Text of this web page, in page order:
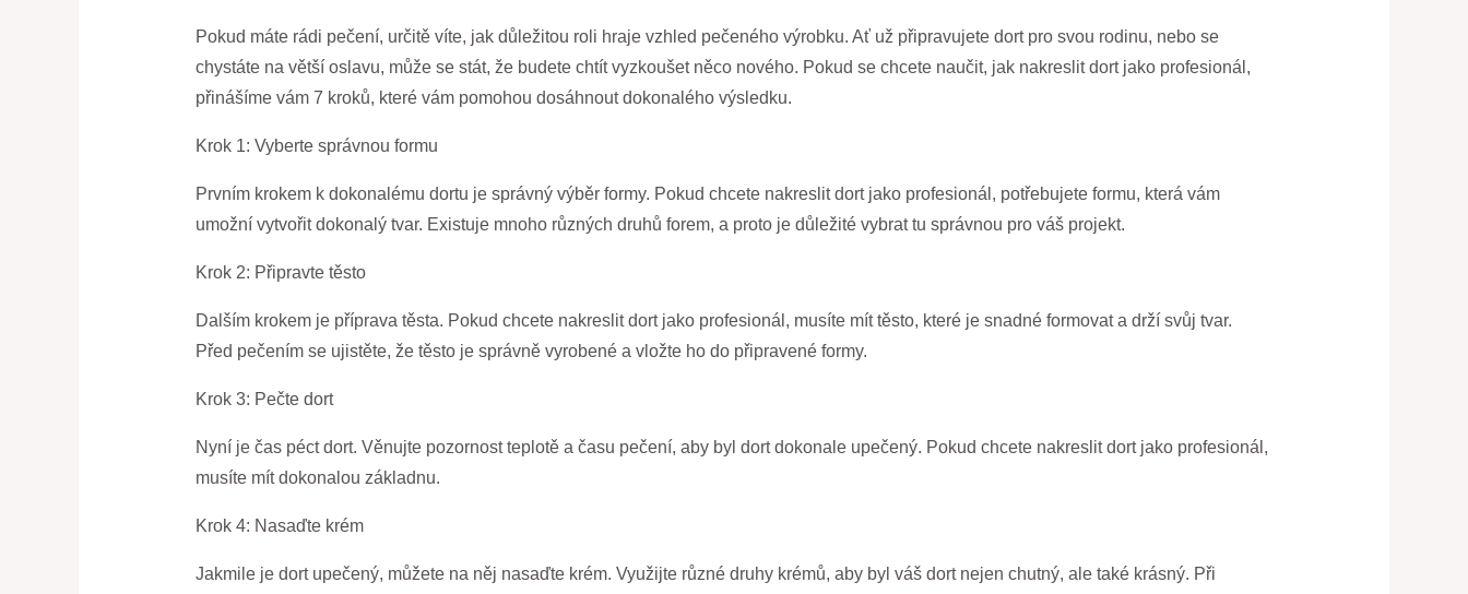
Pokud máte rádi pečení, určitě víte, jak důležitou roli hraje vzhled pečeného výrobku. Ať už připravujete dort pro svou rodinu, nebo se
chystáte na větší oslavu, může se stát, že budete chtít vyzkoušet něco nového. Pokud se chcete naučit, jak nakreslit dort jako profesionál,
přinášíme vám 7 kroků, které vám pomohou dosáhnout dokonalého výsledku.
Krok 1: Vyberte správnou formu
Prvním krokem k dokonalému dortu je správný výběr formy. Pokud chcete nakreslit dort jako profesionál, potřebujete formu, která vám
umožní vytvořit dokonalý tvar. Existuje mnoho různých druhů forem, a proto je důležité vybrat tu správnou pro váš projekt.
Krok 2: Připravte těsto
Dalším krokem je příprava těsta. Pokud chcete nakreslit dort jako profesionál, musíte mít těsto, které je snadné formovat a drží svůj tvar.
Před pečením se ujistěte, že těsto je správně vyrobené a vložte ho do připravené formy.
Krok 3: Pečte dort
Nyní je čas péct dort. Věnujte pozornost teplotě a času pečení, aby byl dort dokonale upečený. Pokud chcete nakreslit dort jako profesionál,
musíte mít dokonalou základnu.
Krok 4: Nasaďte krém
Jakmile je dort upečený, můžete na něj nasaďte krém. Využijte různé druhy krémů, aby byl váš dort nejen chutný, ale také krásný. Při